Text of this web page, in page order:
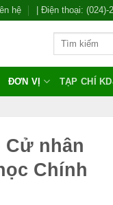
hệ | Điện thoại: (024)-
ĐƠN VỊ TẠP CHÍ
nhân
Chính